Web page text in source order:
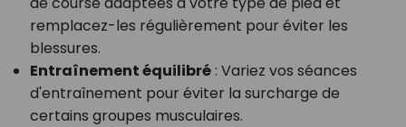
remplacez-les régulièrement pour éviter les
blessures.
Entraînement équilibré: Variez vos séances
d'entraînement pour éviter la surcharge de
certains groupes musculaires.